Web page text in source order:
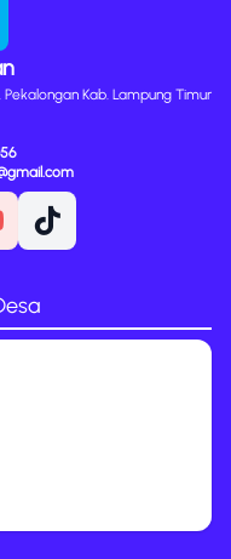
Pekalongan Kab. Lampung Timur